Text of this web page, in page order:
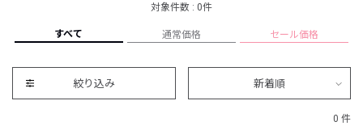
対象件数 : 0件
すべて 通常価格 セール価格
絞り込み 新着順
0 件